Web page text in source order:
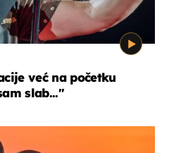
već na početku
slab..."